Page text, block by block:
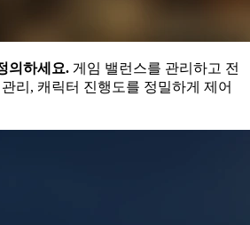
의하세요. 게임 밸런스를 관리하고 전
리, 캐릭터 진행도를 정밀하게 제어